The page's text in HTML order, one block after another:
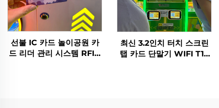
선불 IC 카드 놀이공원 카
드 리더 관리 시스템 RFID
최신 3.2인치 터치 스크린
탭 카드 단말기 WIFI T10